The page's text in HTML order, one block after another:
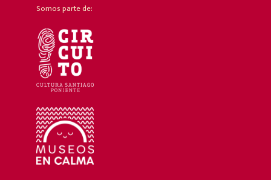
Somos parte de: